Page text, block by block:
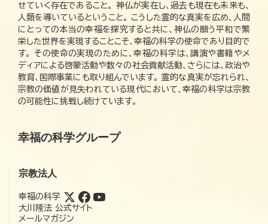
せていく存在であること。 神仏が実在し、過去も現在も未来も、
人類を導いているということ。 こうした霊的な真実を広め、人間
にとっての本当の幸福を探究すると共に、神仏の願う平和で繁
栄した世界を実現することこそ、幸福の科学の使命であり目的で
す。 その使命の実現のために、幸福の科学は、講演や書籍やメ
ディアによる啓蒙活動や数々の社会貢献活動、さらには、政治や
教育、国際事業にも取り組んでいます。 霊的な真実が忘れられ、
宗教の価値が見失われている現代において、幸福の科学は宗教
の可能性に挑戦し続けています。
幸福の科学グループ
宗教法人
幸福の科学
大川隆法 公式サイト
メールマガジン